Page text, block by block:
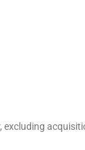
excluding